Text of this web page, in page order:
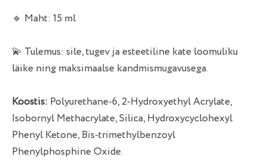
🔹 Maht: 15 ml
💫 Tulemus: sile, tugev ja esteetiline kate loomuliku
läike ning maksimaalse kandmismugavusega.
Koostis: Polyurethane-6, 2-Hydroxyethyl Acrylate,
Isobornyl Methacrylate, Silica, Hydroxycyclohexyl
Phenyl Ketone, Bis-trimethylbenzoyl
Phenylphosphine Oxide.